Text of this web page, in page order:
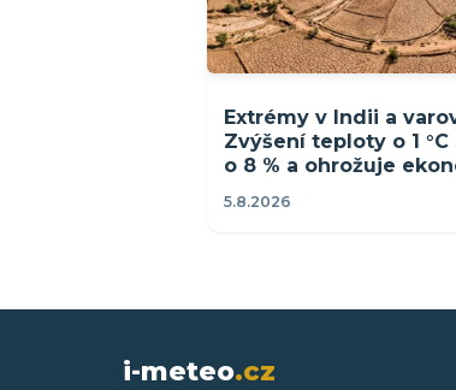
Extrémy v Indii a
Zvýšení teploty o 1
o 8 % a ohrožuje
5.8.2026
i-meteo.cz